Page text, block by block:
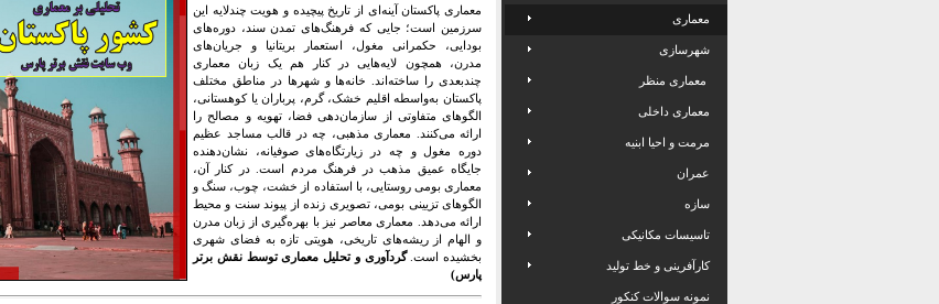
معماری پاکستان آینه‌ای از تاریخ پیچیده و هویت چندلایه این
سرزمین است؛ جایی که فرهنگ‌های تمدن سند، دوره‌های
بودایی، حکمرانی مغول، استعمار بریتانیا و جریان‌های
مدرن، همچون لایه‌هایی در کنار هم یک زبان معماری
چندبعدی را ساخته‌اند. خانه‌ها و شهرها در مناطق مختلف
پاکستان به‌واسطه اقلیم خشک، گرم، پرباران یا کوهستانی،
الگوهای متفاوتی از سازمان‌دهی فضا، تهویه و مصالح را
ارائه می‌کنند. معماری مذهبی، چه در قالب مساجد عظیم
دوره مغول و چه در زیارتگاه‌های صوفیانه، نشان‌دهنده
جایگاه عمیق مذهب در فرهنگ مردم است. در کنار آن،
معماری بومی روستایی، با استفاده از خشت، چوب، سنگ و
الگوهای تزیینی بومی، تصویری زنده از پیوند سنت و محیط
ارائه می‌دهد. معماری معاصر نیز با بهره‌گیری از زبان مدرن
و الهام از ریشه‌های تاریخی، هویتی تازه به فضای شهری
بخشیده است. گردآوری و تحلیل معماری توسط نقش برتر
پارس)
معماری
شهرسازی
معماری منظر
معماری داخلی
مرمت و احیا ابنیه
عمران
سازه
تاسیسات مکانیکی
کارآفرینی و خط تولید
نمونه سوالات کنکور